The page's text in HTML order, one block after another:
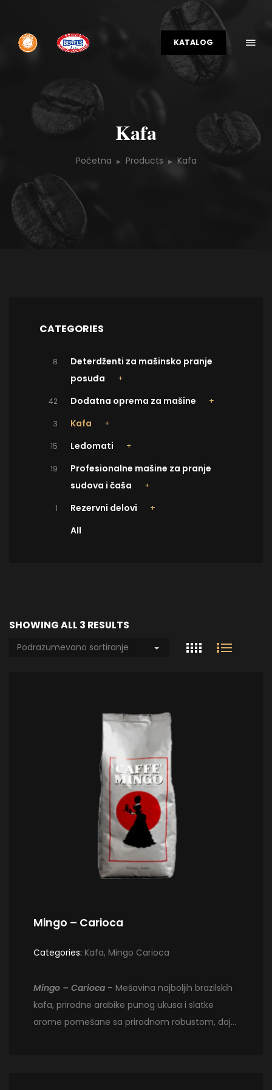
KATALOG
Kafa
Početna Products Kafa
CATEGORIES
8
Deterdženti za mašinsko pranje
posuđa
42 Dodatna oprema za mašine
3 Kafa
15 Ledomati
19
Profesionalne mašine za pranje
sudova i čaša
1
Rezervni delovi
All
SHOWING ALL 3 RESULTS
Mingo – Carioca
Categories: Kafa, Mingo Carioca
Mingo – Carioca – Mešavina najboljih brazilskih
kafa, prirodne arabike punog ukusa i slatke
arome pomešane sa prirodnom robustom, daju